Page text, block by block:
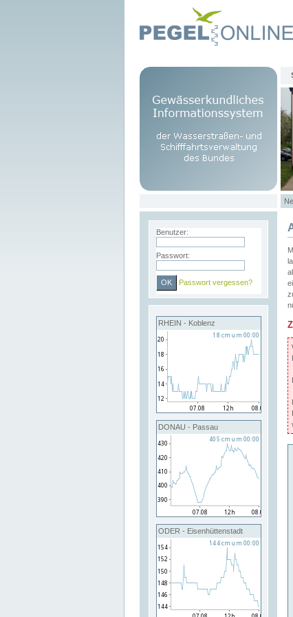
Benutzer:
Passwort:
Passwort vergessen?
RHEIN - Koblenz
DONAU - Passau
ODER - Eisenhüttenstadt